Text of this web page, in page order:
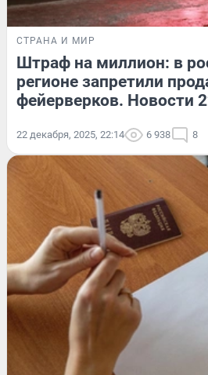
СТРАНА И МИР
Штраф на миллион: в
регионе запретили
фейерверков. Новости
22 декабря, 2025, 22:14 6 938 8